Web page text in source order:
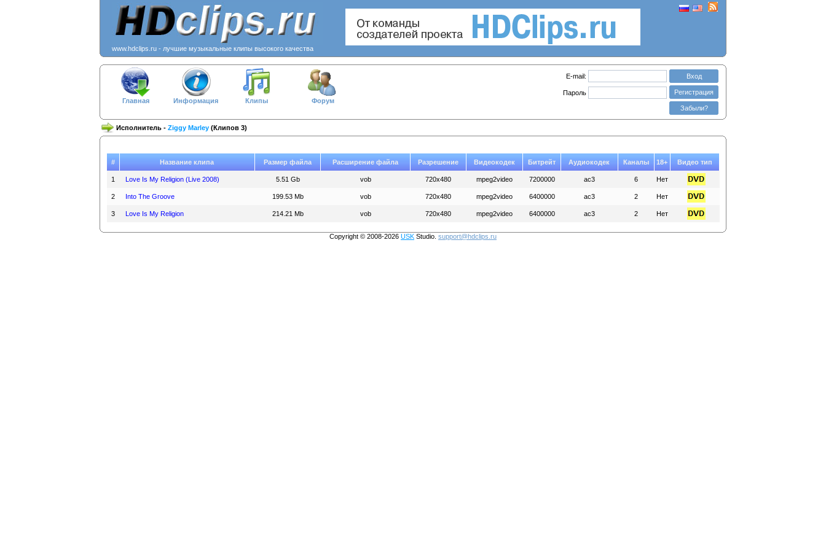
www.hdclips.ru - лучшие музыкальные клипы высокого качества
Главная Информация Клипы Форум
E-mail: Вход
Пароль Регистрация
Забыли?
Исполнитель - Ziggy Marley (Клипов 3)
# Название клипа Размер файла Расширение файла Разрешение Видеокодек Битрейт Аудиокодек Каналы 18+ Видео тип
1 Love Is My Religion (Live 2008) 5.51 Gb vob 720x480 mpeg2video 7200000 ac3 6 Нет
2 Into The Groove 199.53 Mb vob 720x480 mpeg2video 6400000 ac3 2 Нет
3 Love Is My Religion 214.21 Mb vob 720x480 mpeg2video 6400000 ac3 2 Нет
Copyright © 2008-2026 USK Studio. support@hdclips.ru